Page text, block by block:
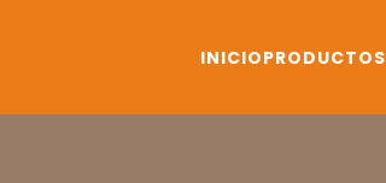
INICIOPRODUCTOS